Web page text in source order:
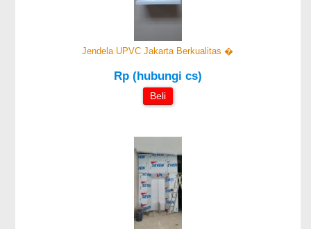
Jendela UPVC Jakarta Berkualitas �
Rp (hubungi cs)
Beli